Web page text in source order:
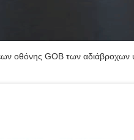
οθόνης GOB των αδιάβροχων